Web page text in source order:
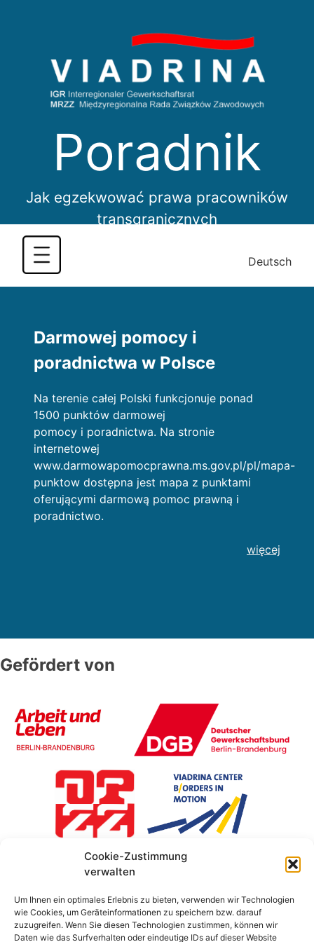
Cookie-Zustimmung
verwalten
Um Ihnen ein optimales Erlebnis zu bieten, verwenden wir Technologien
wie Cookies, um Geräteinformationen zu speichern bzw. darauf
zuzugreifen. Wenn Sie diesen Technologien zustimmen, können wir
Daten wie das Surfverhalten oder eindeutige IDs auf dieser Website
Poradnik
Jak egzekwować prawa pracowników
transgranicznych
Deutsch
Darmowej pomocy i
poradnictwa w Polsce
Na terenie całej Polski funkcjonuje ponad
1500 punktów darmowej
pomocy i poradnictwa. Na stronie
internetowej
www.darmowapomocprawna.ms.gov.pl/pl/mapa-
punktow dostępna jest mapa z punktami
oferującymi darmową pomoc prawną i
poradnictwo.
więcej
Gefördert von